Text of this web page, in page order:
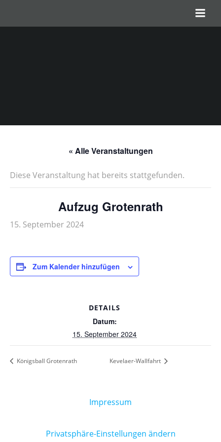
springen
« Alle Veranstaltungen
Diese Veranstaltung hat bereits stattgefunden.
Aufzug Grotenrath
15. September 2024
Zum Kalender hinzufügen
DETAILS
Datum:
15. September 2024
Königsball Grotenrath Kevelaer-Wallfahrt
Impressum
Privatsphäre-Einstellungen ändern